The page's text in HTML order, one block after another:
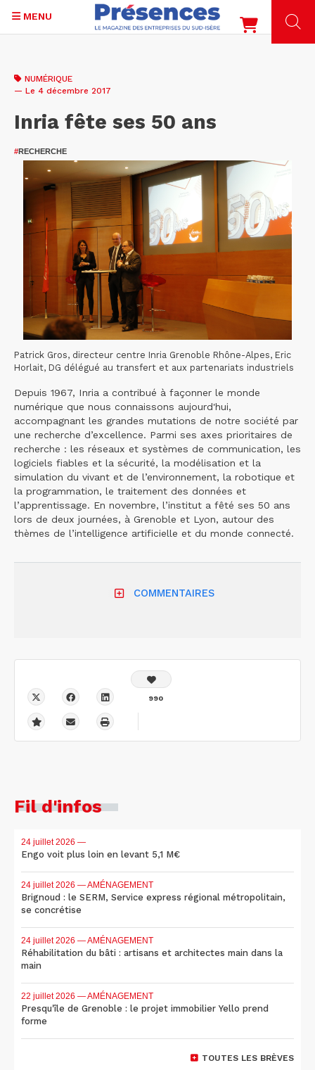
contenu
MENU
NUMÉRIQUE
— Le 4 décembre 2017
Inria fête ses 50 ans
#RECHERCHE
Patrick Gros, directeur centre Inria Grenoble Rhône-Alpes, Eric
Horlait, DG délégué au transfert et aux partenariats industriels
Depuis 1967, Inria a contribué à façonner le monde
numérique que nous connaissons aujourd'hui,
accompagnant les grandes mutations de notre société par
une recherche d’excellence. Parmi ses axes prioritaires de
recherche : les réseaux et systèmes de communication, les
logiciels fiables et la sécurité, la modélisation et la
simulation du vivant et de l’environnement, la robotique et
la programmation, le traitement des données et
l’apprentissage. En novembre, l’institut a fêté ses 50 ans
lors de deux journées, à Grenoble et Lyon, autour des
thèmes de l’intelligence artificielle et du monde connecté.
COMMENTAIRES
990
Fil d'infos
24 juillet 2026 —
Engo voit plus loin en levant 5,1 M€
24 juillet 2026 — AMÉNAGEMENT
Brignoud : le SERM, Service express régional métropolitain,
se concrétise
24 juillet 2026 — AMÉNAGEMENT
Réhabilitation du bâti : artisans et architectes main dans la
main
22 juillet 2026 — AMÉNAGEMENT
Presqu'île de Grenoble : le projet immobilier Yello prend
forme
TOUTES LES BRÈVES